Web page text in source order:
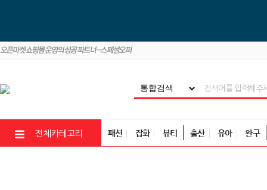
전체카테고리 패션 잡화 뷰티 출산 유아 완구